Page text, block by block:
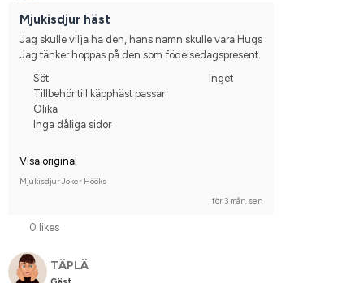
Mjukisdjur häst
Jag skulle vilja ha den, hans namn skulle vara Hugs
Jag tänker hoppas på den som födelsedagspresent.
Söt
Tillbehör till käpphäst passar
Olika
Inga dåliga sidor
Inget
Visa original
Mjukisdjur Joker Hööks
för 3 mån. sen
0 likes
TÄPLÄ